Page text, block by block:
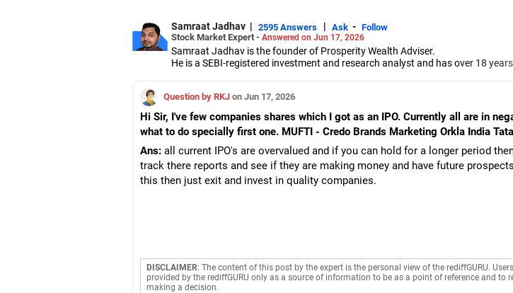
Samraat Jadhav | 2595 Answers | Ask - Follow
Stock Market Expert - Answered on Jun 17, 2026
Samraat Jadhav is the founder of Prosperity Wealth Adviser.
He is a SEBI-registered investment and research analyst and has over 18
Question by RKJ on Jun 17, 2026
Hi Sir, I've few companies shares which I got as an IPO. Currently all are in
what to do specially first one. MUFTI - Credo Brands Marketing Orkla India
Ans: all current IPO's are overvalued and if you can hold for a longer period
track there reports and see if they are making money and have future
this then just exit and invest in quality companies.
DISCLAIMER: The content of this post by the expert is the personal view of the rediffGURU.
provided by the rediffGURU only as a source of information to be as a point of reference and to
making a decision.